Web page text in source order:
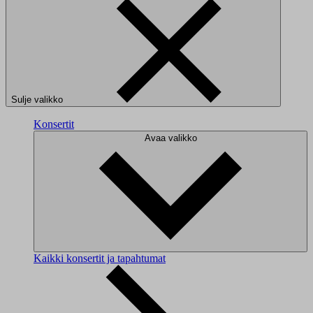
Sulje valikko
Konsertit
Avaa valikko
Kaikki konsertit ja tapahtumat